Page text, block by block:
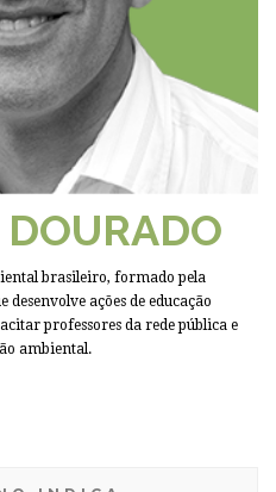
brasileiro, formado pela
desenvolve ações de educação
professores da rede pública e
ambiental.